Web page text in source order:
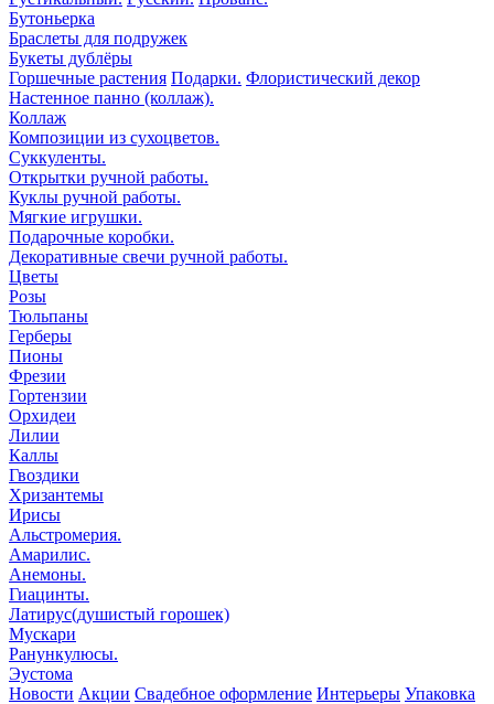
Бутоньерка
Браслеты для подружек
Букеты дублёры
Горшечные растения Подарки. Флористический декор
Настенное панно (коллаж).
Коллаж
Композиции из сухоцветов.
Суккуленты.
Открытки ручной работы.
Куклы ручной работы.
Мягкие игрушки.
Подарочные коробки.
Декоративные свечи ручной работы.
Цветы
Розы
Тюльпаны
Герберы
Пионы
Фрезии
Гортензии
Орхидеи
Лилии
Каллы
Гвоздики
Хризантемы
Ирисы
Альстромерия.
Амарилис.
Анемоны.
Гиацинты.
Латирус(душистый горошек)
Мускари
Ранункулюсы.
Эустома
Новости Акции Свадебное оформление Интерьеры Упаковка